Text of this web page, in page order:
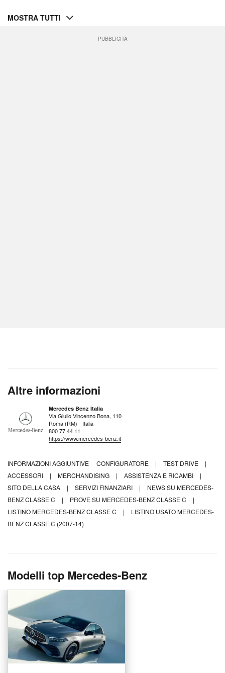
MOSTRA TUTTI
PUBBLICITÀ
Altre informazioni
Mercedes Benz Italia
Via Giulio Vincenzo Bona, 110
Roma (RM) - Italia
800 77 44 11
https://www.mercedes-benz.it
INFORMAZIONI AGGIUNTIVE CONFIGURATORE | TEST DRIVE
|
ACCESSORI
| MERCHANDISING | ASSISTENZA E RICAMBI
|
SITO DELLA CASA
| SERVIZI FINANZIARI |
NEWS SU MERCEDES-
BENZ CLASSE C
| PROVE SU MERCEDES-BENZ CLASSE C
|
LISTINO MERCEDES-BENZ CLASSE C
|
LISTINO USATO MERCEDES-
BENZ CLASSE C (2007-14)
Modelli top Mercedes-Benz